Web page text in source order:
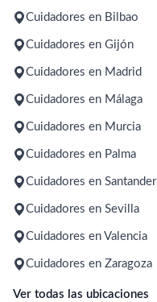
Cuidadores en Bilbao
Cuidadores en Gijón
Cuidadores en Madrid
Cuidadores en Málaga
Cuidadores en Murcia
Cuidadores en Palma
Cuidadores en Santander
Cuidadores en Sevilla
Cuidadores en Valencia
Cuidadores en Zaragoza
Ver todas las ubicaciones